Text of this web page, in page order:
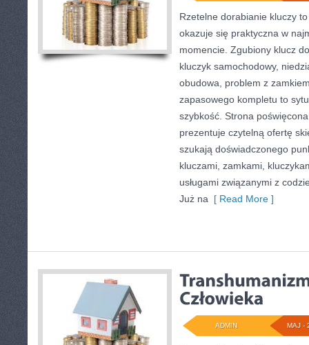
Rzetelne dorabianie kluczy
okazuje się praktyczna w
momencie. Zgubiony klucz
kluczyk samochodowy,
obudowa, problem z
zapasowego kompletu to
szybkość. Strona
prezentuje czytelną ofertę
szukają doświadczonego
kluczami, zamkami,
usługami związanymi z
Już na [ Read More ]
MAJ -
ADMIN